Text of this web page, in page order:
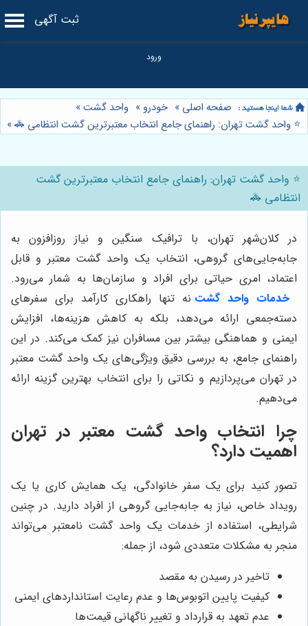
ثبت آگهی
صفحه اصلی » خودرو » واحد گشت»
⭐️ واحد گشت تهران: راهنمای جامع انتخاب معتبرترین گشت انتظامی 🚓»
⭐️ واحد گشت تهران: راهنمای جامع انتخاب معتبرترین گشت
انتظامی 🚓
در کلان‌شهر تهران، با ترافیک سنگین و نیاز روزافزون به
جابه‌جایی‌های گروهی، انتخاب یک واحد گشت معتبر و قابل
اعتماد، امری حیاتی برای افراد و سازمان‌ها به شمار می‌رود.
خدمات واحد گشت نه تنها راهکاری کارآمد برای سفرهای
دسته‌جمعی ارائه می‌دهد، بلکه به کاهش هزینه‌ها، افزایش
ایمنی و هماهنگی بیشتر بین مسافران نیز کمک می‌کند. در این
راهنمای جامع، به بررسی دقیق ویژگی‌های یک واحد گشت معتبر
در تهران می‌پردازیم و نکاتی را برای انتخاب بهترین گزینه ارائه
می‌دهیم.
چرا انتخاب واحد گشت معتبر در تهران
اهمیت دارد؟
تصور کنید برای یک سفر خانوادگی، یک همایش کاری یا یک
رویداد خاص، نیاز به جابه‌جایی گروهی از افراد دارید. در چنین
شرایطی، استفاده از خدمات یک واحد گشت نامعتبر می‌تواند
منجر به مشکلات متعددی شود، از جمله:
تاخیر در رسیدن به مقصد
کیفیت پایین اتوبوس‌ها و عدم رعایت استانداردهای ایمنی
عدم تعهد به قرارداد و تغییر ناگهانی قیمت‌ها